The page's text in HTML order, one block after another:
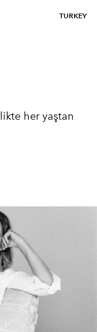
TURKEY
her yaştan